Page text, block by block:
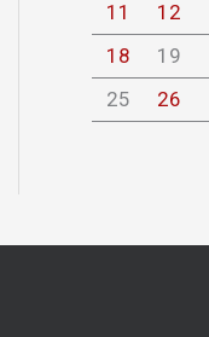
11
12
18
19
25
26